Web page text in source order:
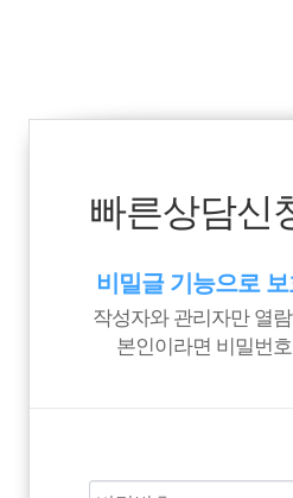
빠른상담신
비밀글 기능으로
작성자와 관리자만 열
본인이라면 비밀번